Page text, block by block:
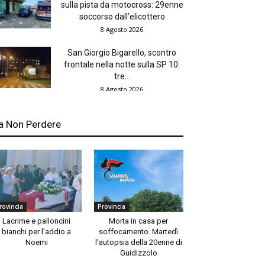
sulla pista da motocross: 29enne
soccorso dall’elicottero
8 Agosto 2026
San Giorgio Bigarello, scontro
frontale nella notte sulla SP 10:
tre...
8 Agosto 2026
Non Perdere
Lacrime e palloncini
bianchi per l’addio a
Noemi
Provincia
Morta in casa per
soffocamento. Martedì
l’autopsia della 20enne di
Guidizzolo